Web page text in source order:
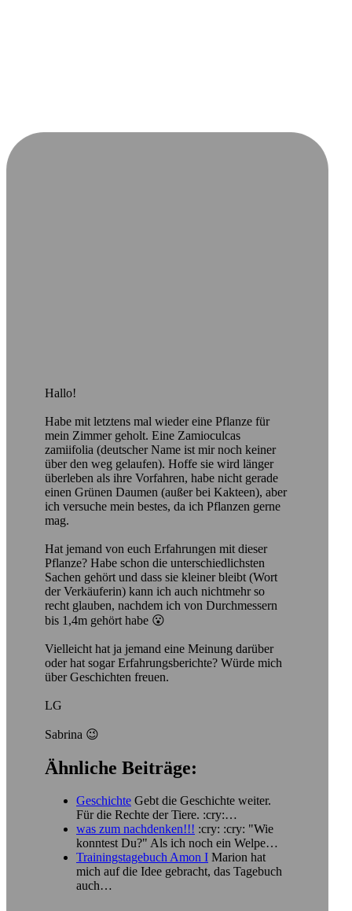
Hallo!
Habe mit letztens mal wieder eine Pflanze für
mein Zimmer geholt. Eine Zamioculcas
zamiifolia (deutscher Name ist mir noch keiner
über den weg gelaufen). Hoffe sie wird länger
überleben als ihre Vorfahren, habe nicht gerade
einen Grünen Daumen (außer bei Kakteen), aber
ich versuche mein bestes, da ich Pflanzen gerne
mag.
Hat jemand von euch Erfahrungen mit dieser
Pflanze? Habe schon die unterschiedlichsten
Sachen gehört und dass sie kleiner bleibt (Wort
der Verkäuferin) kann ich auch nichtmehr so
recht glauben, nachdem ich von Durchmessern
bis 1,4m gehört habe 😮
Vielleicht hat ja jemand eine Meinung darüber
oder hat sogar Erfahrungsberichte? Würde mich
über Geschichten freuen.
LG
Sabrina 😉
Ähnliche Beiträge:
Geschichte Gebt die Geschichte weiter.
Für die Rechte der Tiere. :cry:…
was zum nachdenken!!! :cry: :cry: "Wie
konntest Du?" Als ich noch ein Welpe…
Trainingstagebuch Amon I Marion hat
mich auf die Idee gebracht, das Tagebuch
auch…